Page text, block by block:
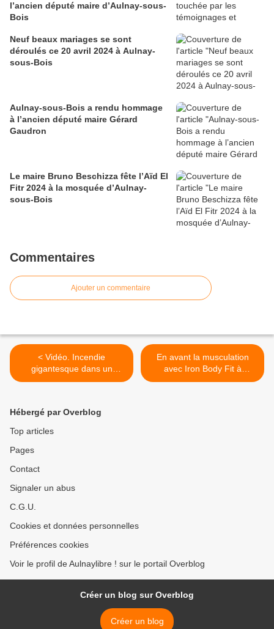
l’ancien député maire d’Aulnay-sous-
Bois
Neuf beaux mariages se sont
déroulés ce 20 avril 2024 à Aulnay-
sous-Bois
Aulnay-sous-Bois a rendu hommage
à l’ancien député maire Gérard
Gaudron
Le maire Bruno Beschizza fête l’Aïd El
Fitr 2024 à la mosquée d’Aulnay-
sous-Bois
Commentaires
Ajouter un commentaire
< Vidéo. Incendie
gigantesque dans un
bidonville de Saint-Denis
En avant la musculation
avec Iron Body Fit à
Aulnay-sous-Bois >
Hébergé par Overblog
Top articles
Pages
Contact
Signaler un abus
C.G.U.
Cookies et données personnelles
Préférences cookies
Voir le profil de Aulnaylibre ! sur le portail Overblog
Créer un blog sur Overblog
Créer un blog